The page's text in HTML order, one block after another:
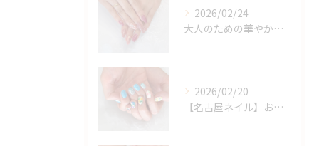
2026/02/24
大人のための華やかラメピンクネイル
2026/02/20
【名古屋ネイル】お持ち込みニュアンスアート×春フラワーデザイン